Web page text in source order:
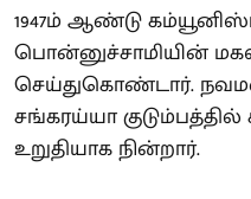
1947ம் ஆண்டு
பொன்னுச்சாமியின்
செய்துகொண்டார்.
சங்கரய்யா குடும்பத்தில்
உறுதியாக நின்றார்.